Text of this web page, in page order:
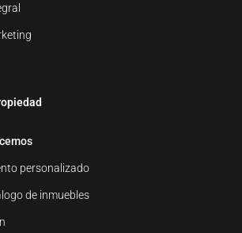
personalizado
de inmuebles